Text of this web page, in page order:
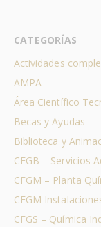
CATEGORÍAS
Actividades
AMPA
Área Científico
Becas y Ayudas
Biblioteca y
CFGB – Servicios
CFGM – Planta
CFGM
CFGS – Química